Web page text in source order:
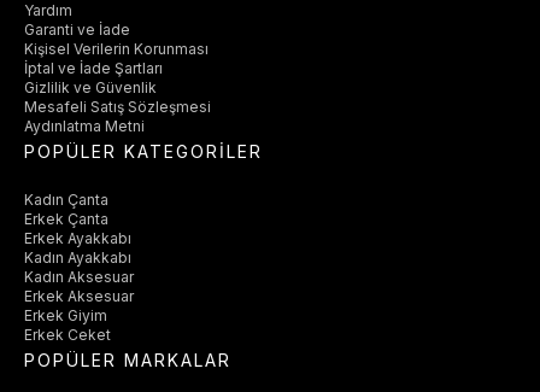
Yardım
Garanti ve İade
Kişisel Verilerin Korunması
İptal ve İade Şartları
Gizlilik ve Güvenlik
Mesafeli Satış Sözleşmesi
Aydınlatma Metni
POPÜLER KATEGORİLER
Kadın Çanta
Erkek Çanta
Erkek Ayakkabı
Kadın Ayakkabı
Kadın Aksesuar
Erkek Aksesuar
Erkek Giyim
Erkek Ceket
POPÜLER MARKALAR